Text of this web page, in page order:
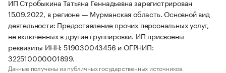
ИП Стробыкина Татьяна Геннадьевна зарегистрирован
15.09.2022, в регионе — Мурманская область. Основной вид
деятельности: Предоставление прочих персональных услуг,
не включенных в другие группировки. ИП присвоены
реквизиты ИНН: 519030043456 и ОГРНИП:
322510000001899.
Данные получены из публичных государственных источников.